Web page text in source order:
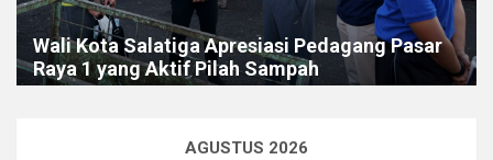
Wali Kota Salatiga Apresiasi Pedagang Pasar
Raya 1 yang Aktif Pilah Sampah
AGUSTUS 2026